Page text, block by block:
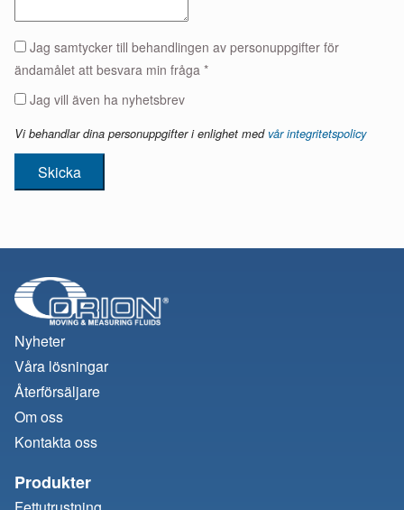
ändamålet att besvara min fråga *
Jag vill även ha nyhetsbrev
Vi behandlar dina personuppgifter i enlighet med vår integritetspolicy
Skicka
Nyheter
Våra lösningar
Återförsäljare
Om oss
Kontakta oss
Produkter